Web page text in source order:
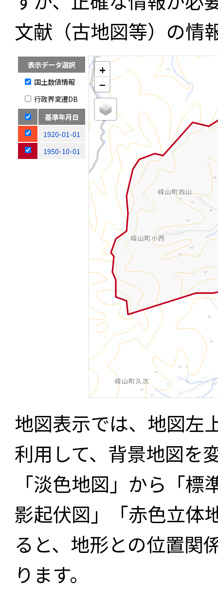
文献（古地図等）の情
表示データ選択
国土数値情報
行政界変遷DB
基準年月日
1920-01-01
1950-10-01
+
−
地図表示では、地図左
利用して、背景地図を
「淡色地図」から「
影起伏図」「赤色立体
ると、地形との位置関
ります。